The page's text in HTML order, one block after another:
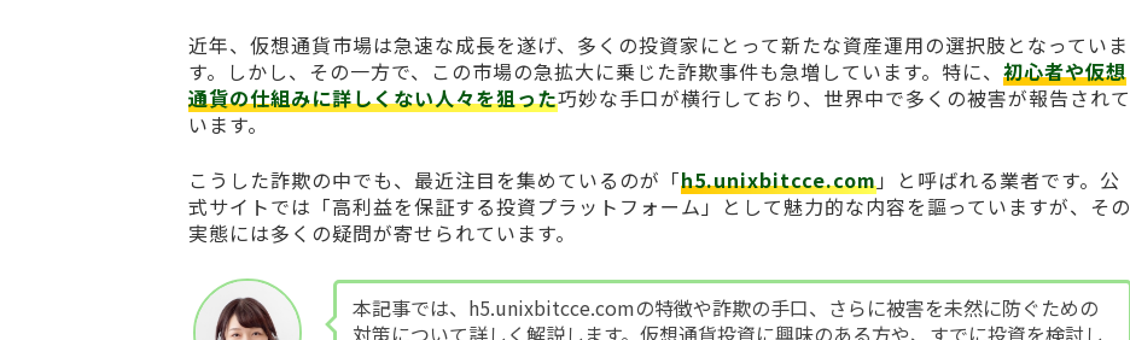
近年、仮想通貨市場は急速な成長を遂げ、多くの投資家にとって新たな資産運用の選択肢となっていま
す。しかし、その一方で、この市場の急拡大に乗じた詐欺事件も急増しています。特に、 初心者や仮想
通貨の仕組みに詳しくない人々を狙った巧妙な手口が横行しており、世界中で多くの被害が報告されて
います。
こうした詐欺の中でも、最近注目を集めているのが「h5.unixbitcce.com」と呼ばれる業者です。公
式サイトでは「高利益を保証する投資プラットフォーム」として魅力的な内容を謳っていますが、その
実態には多くの疑問が寄せられています。
本記事では、h5.unixbitcce.comの特徴や詐欺の手口、さらに被害を未然に防ぐための